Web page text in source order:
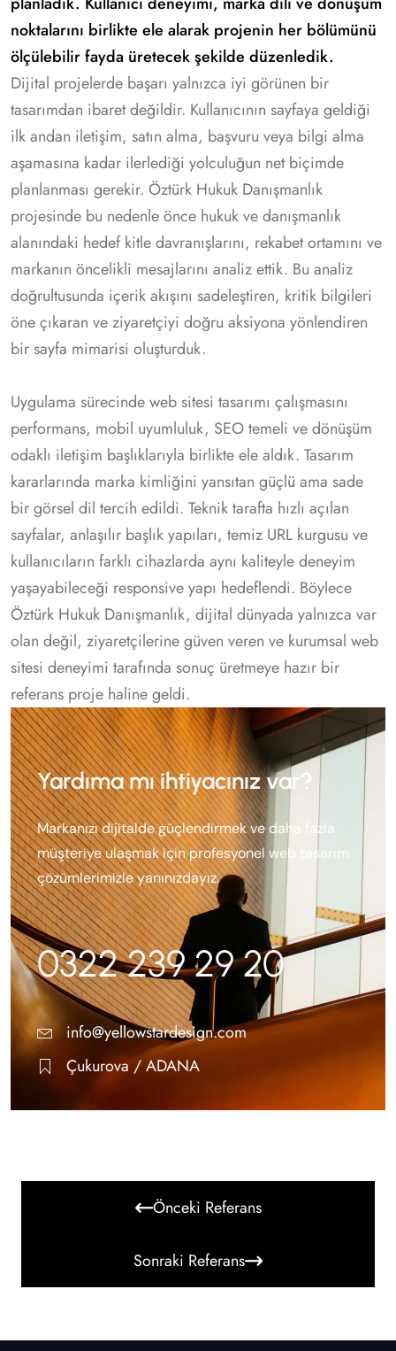
noktalarını birlikte ele alarak projenin her bölümünü
ölçülebilir fayda üretecek şekilde düzenledik.
Dijital projelerde başarı yalnızca iyi görünen bir
tasarımdan ibaret değildir. Kullanıcının sayfaya geldiği
ilk andan iletişim, satın alma, başvuru veya bilgi alma
aşamasına kadar ilerlediği yolculuğun net biçimde
planlanması gerekir. Öztürk Hukuk Danışmanlık
projesinde bu nedenle önce hukuk ve danışmanlık
alanındaki hedef kitle davranışlarını, rekabet ortamını ve
markanın öncelikli mesajlarını analiz ettik. Bu analiz
doğrultusunda içerik akışını sadeleştiren, kritik bilgileri
öne çıkaran ve ziyaretçiyi doğru aksiyona yönlendiren
bir sayfa mimarisi oluşturduk.
Uygulama sürecinde web sitesi tasarımı çalışmasını
performans, mobil uyumluluk, SEO temeli ve dönüşüm
odaklı iletişim başlıklarıyla birlikte ele aldık. Tasarım
kararlarında marka kimliğini yansıtan güçlü ama sade
bir görsel dil tercih edildi. Teknik tarafta hızlı açılan
sayfalar, anlaşılır başlık yapıları, temiz URL kurgusu ve
kullanıcıların farklı cihazlarda aynı kaliteyle deneyim
yaşayabileceği responsive yapı hedeflendi. Böylece
Öztürk Hukuk Danışmanlık, dijital dünyada yalnızca var
olan değil, ziyaretçilerine güven veren ve kurumsal web
sitesi deneyimi tarafında sonuç üretmeye hazır bir
referans proje haline geldi.
Yardıma mı ihtiyacınız var?
Markanızı dijitalde güçlendirmek ve daha fazla
müşteriye ulaşmak için profesyonel web tasarım
çözümlerimizle yanınızdayız.
0322 239 29 20
info@yellowstardesign.com
Çukurova / ADANA
Önceki Referans
Sonraki Referans